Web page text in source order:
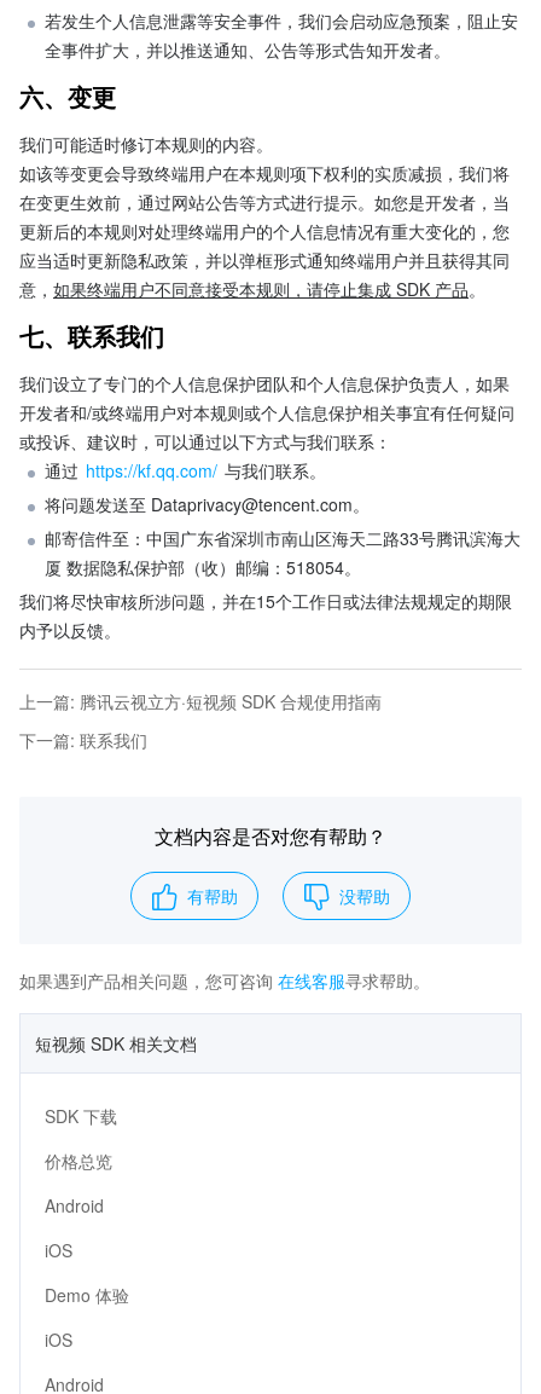
若发生个人信息泄露等安全事件，我们会启动应急预案，阻止安
全事件扩大，并以推送通知、公告等形式告知开发者。
六、变更
我们可能适时修订本规则的内容。
如该等变更会导致终端用户在本规则项下权利的实质减损，我们将
在变更生效前，通过网站公告等方式进行提示。如您是开发者，当
更新后的本规则对处理终端用户的个人信息情况有重大变化的，您
应当适时更新隐私政策，并以弹框形式通知终端用户并且获得其同
意， 如果终端用户不同意接受本规则，请停止集成 SDK 产品。
七、联系我们
我们设立了专门的个人信息保护团队和个人信息保护负责人，如果
开发者和/或终端用户对本规则或个人信息保护相关事宜有任何疑问
或投诉、建议时，可以通过以下方式与我们联系：
通过 https://kf.qq.com/ 与我们联系。
将问题发送至 Dataprivacy@tencent.com。
邮寄信件至：中国广东省深圳市南山区海天二路33号腾讯滨海大
厦 数据隐私保护部（收）邮编：518054。
我们将尽快审核所涉问题，并在15个工作日或法律法规规定的期限
内予以反馈。
上一篇: 腾讯云视立方·短视频 SDK 合规使用指南
下一篇: 联系我们
文档内容是否对您有帮助？
有帮助 没帮助
如果遇到产品相关问题，您可咨询 在线客服寻求帮助。
短视频 SDK 相关文档
SDK 下载
价格总览
Android
iOS
Demo 体验
iOS
Android